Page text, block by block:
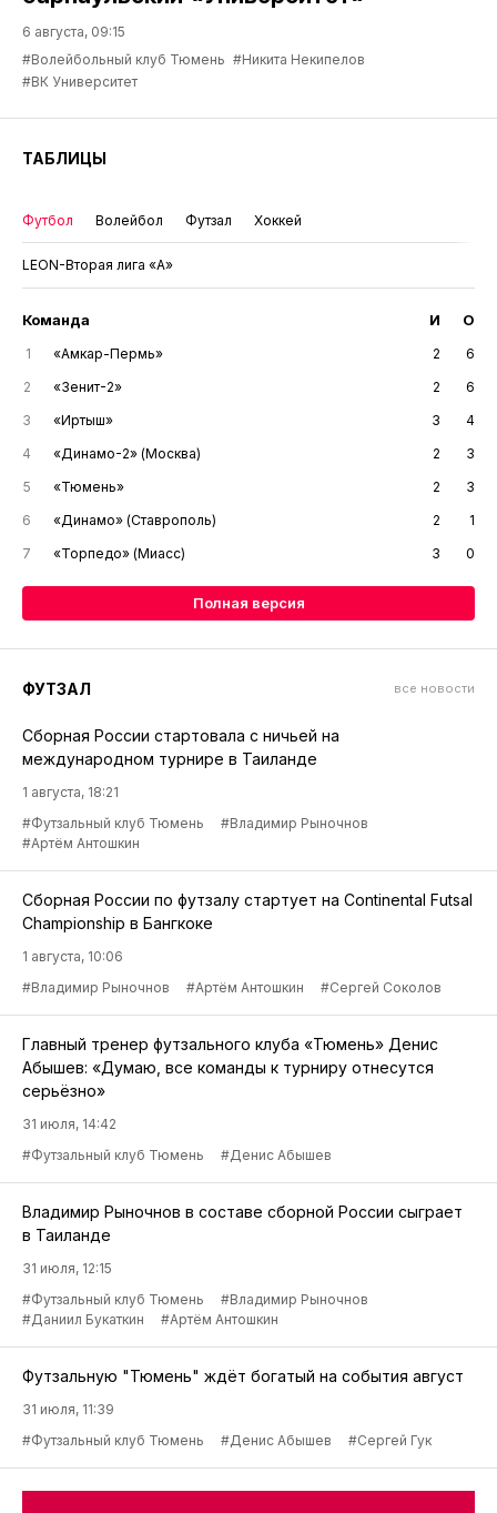
6 августа, 09:15
#Волейбольный клуб Тюмень #Никита Некипелов
#ВК Университет
ТАБЛИЦЫ
Футбол Волейбол Футзал Хоккей
LEON-Вторая лига «А»
Команда И О
1 «Амкар-Пермь» 2
6
2
«Зенит-2» 2
6
3
«Иртыш» 3
4
4
«Динамо-2» (Москва) 2
3
5
«Тюмень» 2
3
6
«Динамо» (Ставрополь) 2
1
7
«Торпедо» (Миасс) 3 0
Полная версия
ФУТЗАЛ все новости
Сборная России стартовала с ничьей на
международном турнире в Таиланде
1 августа, 18:21
#Футзальный клуб Тюмень
#Владимир Рыночнов
#Артём Антошкин
Сборная России по футзалу стартует на Continental Futsal
Championship в Бангкоке
1 августа, 10:06
#Владимир Рыночнов
#Артём Антошкин #Сергей Соколов
Главный тренер футзального клуба «Тюмень» Денис
Абышев: «Думаю, все команды к турниру отнесутся
серьёзно»
31 июля, 14:42
#Футзальный клуб Тюмень
#Денис Абышев
Владимир Рыночнов в составе сборной России сыграет
в Таиланде
31 июля, 12:15
#Футзальный клуб Тюмень
#Владимир Рыночнов
#Даниил Букаткин
#Артём Антошкин
Футзальную "Тюмень" ждёт богатый на события август
31 июля, 11:39
#Футзальный клуб Тюмень
#Денис Абышев #Сергей Гук